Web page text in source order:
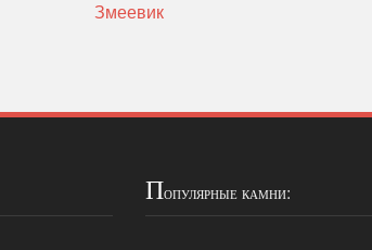
Змеевик
Популярные камни: